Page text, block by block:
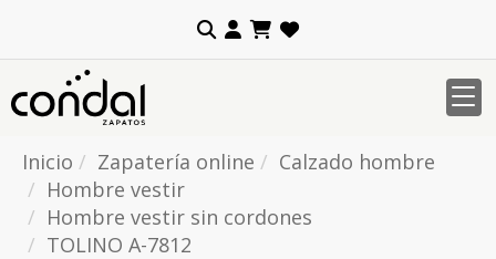
Inicio Zapatería online
Calzado hombre
Hombre vestir
Hombre vestir sin cordones
TOLINO A-7812